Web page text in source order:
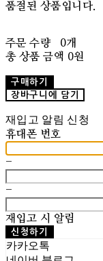
품절된 상품입니다.
주문 수량
0개
총 상품 금액 0원
구매하기
장바구니에 담기
재입고 알림 신청
휴대폰 번호
-
-
재입고 시 알림
신청하기
카카오톡